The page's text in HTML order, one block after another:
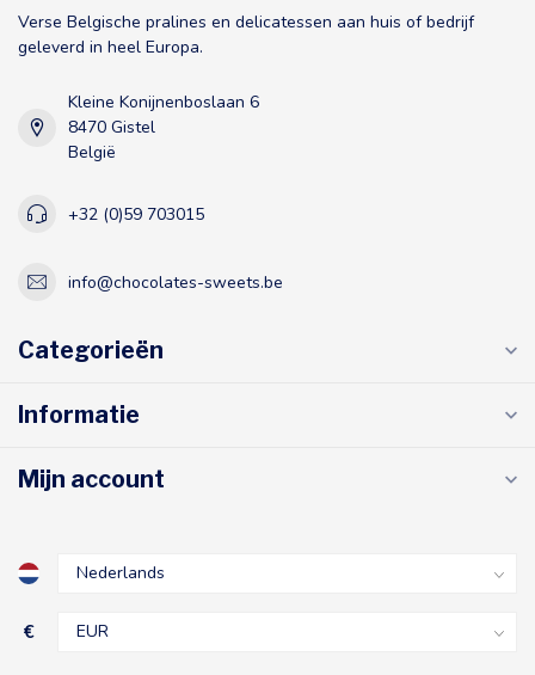
Verse Belgische pralines en delicatessen aan huis of bedrijf
geleverd in heel Europa.
Kleine Konijnenboslaan 6
8470 Gistel
België
+32 (0)59 703015
info@chocolates-sweets.be
Categorieën
Informatie
Mijn account
€